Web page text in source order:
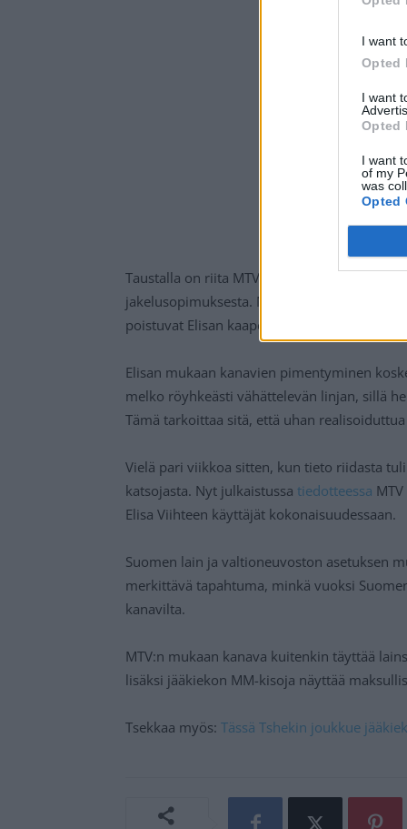
I want
Opted
I want
Opted
I want
of my
was
Opted
Taustalla on riita MTV:n ja Elisan välillä,
jakelusopimuksesta. Näin ollen MTV:n
poistuvat Elisan kaapeli-tv:n tai Elisa
Elisan mukaan kanavien pimentyminen
melko röyhkeästi vähättelevän linjan, sillä
Tämä tarkoittaa sitä, että uhan
Vielä pari viikkoa sitten, kun tieto riidasta
katsojasta. Nyt julkaistussa tiedotteessa
Elisa Viihteen käyttäjät kokonaisuudessaan.
Suomen lain ja valtioneuvoston asetuksen
merkittävä tapahtuma, minkä vuoksi
kanavilta.
MTV:n mukaan kanava kuitenkin täyttää
lisäksi jääkiekon MM-kisoja näyttää
Tsekkaa myös: Tässä Tshekin joukkue